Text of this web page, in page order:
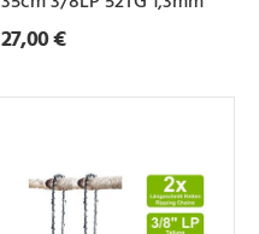
27,00 €